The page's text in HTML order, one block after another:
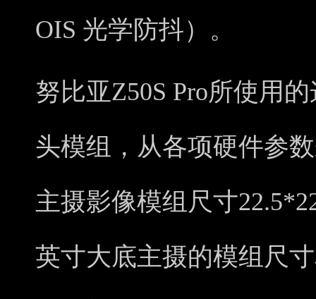
OIS 光学防抖）。
努比亚Z50S Pro所使用
头模组，从各项硬件参
主摄影像模组尺寸
英寸大底主摄的模组尺